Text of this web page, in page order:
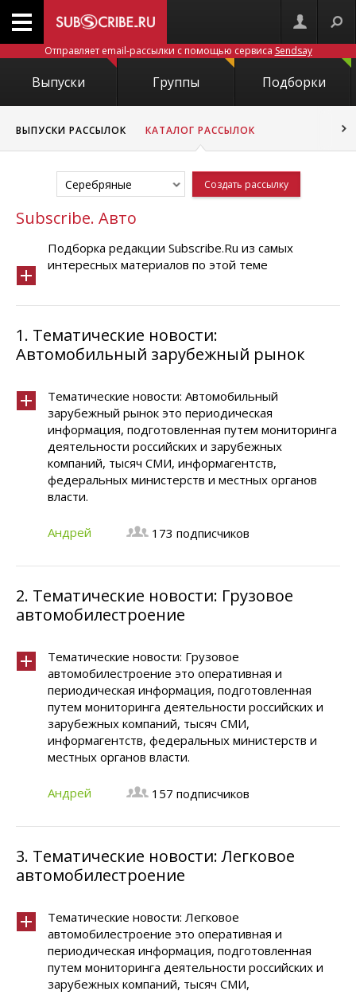
Отправляет email-рассылки с помощью сервиса Sendsay
Выпуски Группы Подборки
ВЫПУСКИ РАССЫЛОК КАТАЛОГ РАССЫЛОК
Серебряные Создать рассылку
Subscribe. Авто
Подборка редакции Subscribe.Ru из самых
интересных материалов по этой теме
1. Тематические новости:
Автомобильный зарубежный рынок
Тематические новости: Автомобильный
зарубежный рынок это периодическая
информация, подготовленная путем мониторинга
деятельности российских и зарубежных
компаний, тысяч СМИ, информагентств,
федеральных министерств и местных органов
власти.
Андрей 173 подписчиков
2. Тематические новости: Грузовое
автомобилестроение
Тематические новости: Грузовое
автомобилестроение это оперативная и
периодическая информация, подготовленная
путем мониторинга деятельности российских и
зарубежных компаний, тысяч СМИ,
информагентств, федеральных министерств и
местных органов власти.
Андрей 157 подписчиков
3. Тематические новости: Легковое
автомобилестроение
Тематические новости: Легковое
автомобилестроение это оперативная и
периодическая информация, подготовленная
путем мониторинга деятельности российских и
зарубежных компаний, тысяч СМИ,